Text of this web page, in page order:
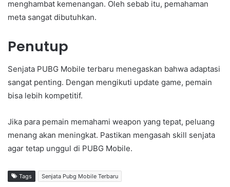
menghambat kemenangan. Oleh sebab itu, pemahaman
meta sangat dibutuhkan.
Penutup
Senjata PUBG Mobile terbaru menegaskan bahwa adaptasi
sangat penting. Dengan mengikuti update game, pemain
bisa lebih kompetitif.
Jika para pemain memahami weapon yang tepat, peluang
menang akan meningkat. Pastikan mengasah skill senjata
agar tetap unggul di PUBG Mobile.
Tags Senjata Pubg Mobile Terbaru